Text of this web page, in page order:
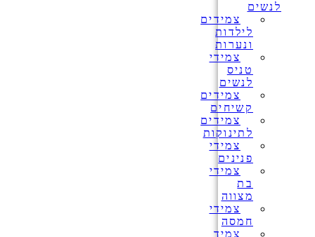
לנשים
צמידים
לילדות
ונערות
צמידי
טניס
לנשים
צמידים
קשיחים
צמידים
לתינוקות
צמידי
פנינים
צמידי
בת
מצווה
צמידי
חמסה
צמיד